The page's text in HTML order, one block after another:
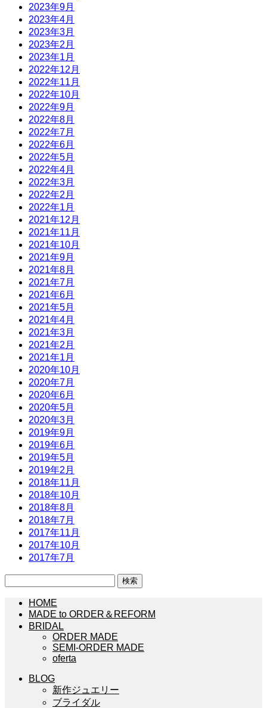
2023年9月
2023年4月
2023年3月
2023年2月
2023年1月
2022年12月
2022年11月
2022年10月
2022年9月
2022年8月
2022年7月
2022年6月
2022年5月
2022年4月
2022年3月
2022年2月
2022年1月
2021年12月
2021年11月
2021年10月
2021年9月
2021年8月
2021年7月
2021年6月
2021年5月
2021年4月
2021年3月
2021年2月
2021年1月
2020年10月
2020年7月
2020年6月
2020年5月
2020年3月
2019年9月
2019年6月
2019年5月
2019年2月
2018年11月
2018年10月
2018年8月
2018年7月
2017年11月
2017年10月
2017年7月
HOME
MADE to ORDER＆REFORM
BRIDAL
ORDER MADE
SEMI-ORDER MADE
oferta
BLOG
新作ジュエリー
ブライダル